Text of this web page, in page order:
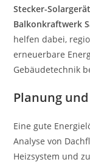
Stecker-
Balkonkraftwerk
helfen dabei,
erneuerbare
Gebäudetechnik
Planung
Eine gute
Analyse von
Heizsystem und